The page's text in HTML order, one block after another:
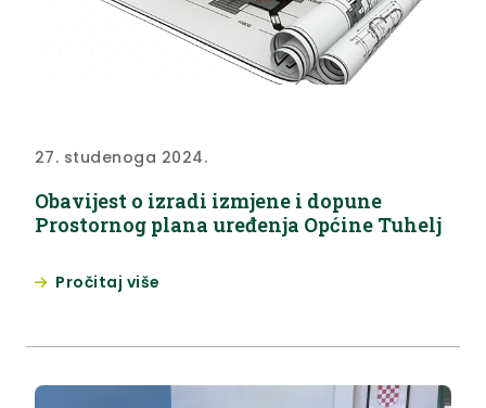
27. studenoga 2024.
Obavijest o izradi izmjene i dopune
Prostornog plana uređenja Općine Tuhelj
Pročitaj više